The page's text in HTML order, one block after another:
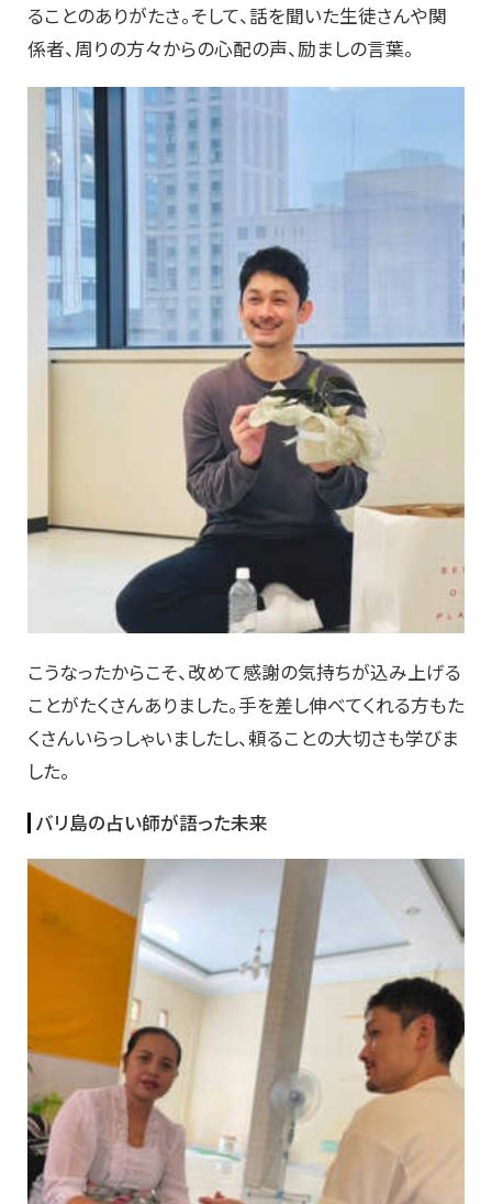
ることのありがたさ。そして、話を聞いた生徒さんや関
係者、周りの方々からの心配の声、励ましの言葉。
こうなったからこそ、改めて感謝の気持ちが込み上げる
ことがたくさんありました。手を差し伸べてくれる方もた
くさんいらっしゃいましたし、頼ることの大切さも学びま
した。
バリ島の占い師が語った未来